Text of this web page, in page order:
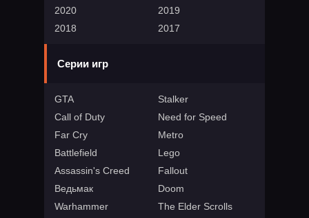
2020
2019
2018
2017
Серии игр
GTA
Stalker
Call of Duty
Need for Speed
Far Cry
Metro
Battlefield
Lego
Assassin's Creed
Fallout
Ведьмак
Doom
Warhammer
The Elder Scrolls